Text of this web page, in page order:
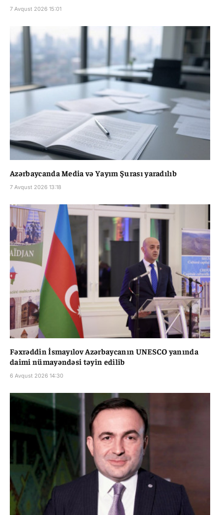
7 Avqust 2026 15:01
Azərbaycanda Media və Yayım Şurası yaradılıb
7 Avqust 2026 13:18
Fəxrəddin İsmayılov Azərbaycanın UNESCO yanında
daimi nümayəndəsi təyin edilib
6 Avqust 2026 14:30